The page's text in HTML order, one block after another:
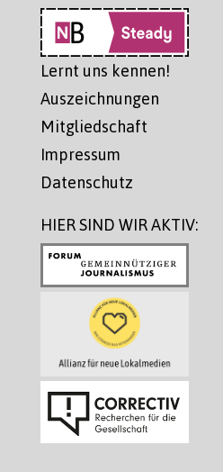
Lernt uns kennen!
Auszeichnungen
Mitgliedschaft
Impressum
Datenschutz
HIER SIND WIR AKTIV: